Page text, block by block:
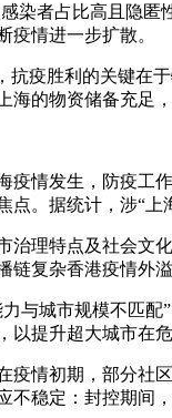
染者占比高且隐
疫情进一步扩散。
抗疫胜利的关键
的物资储备充足
疫情发生，防疫工
。据统计，涉“上
治理特点及社会
复杂香港疫情外
与城市规模不匹
提升超大城市在
疫情初期，部分
稳定：封控期间